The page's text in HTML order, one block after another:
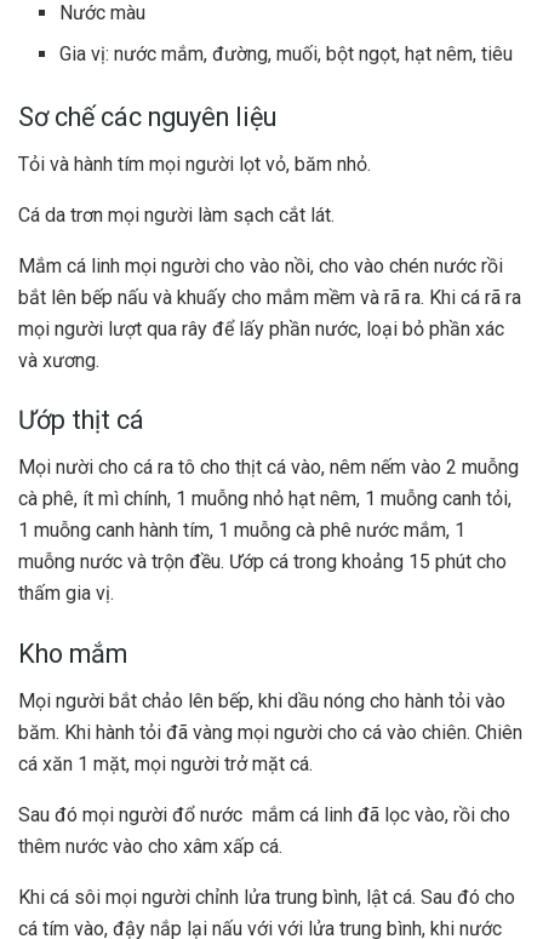
Nước màu
Gia vị: nước mắm, đường, muối, bột ngọt, hạt nêm, tiêu
Sơ chế các nguyên liệu
Tỏi và hành tím mọi người lọt vỏ, băm nhỏ.
Cá da trơn mọi người làm sạch cắt lát.
Mắm cá linh mọi người cho vào nồi, cho vào chén nước rồi
bắt lên bếp nấu và khuấy cho mắm mềm và rã ra. Khi cá rã ra
mọi người lượt qua rây để lấy phần nước, loại bỏ phần xác
và xương.
Ướp thịt cá
Mọi nười cho cá ra tô cho thịt cá vào, nêm nếm vào 2 muỗng
cà phê, ít mì chính, 1 muỗng nhỏ hạt nêm, 1 muỗng canh tỏi,
1 muỗng canh hành tím, 1 muỗng cà phê nước mắm, 1
muỗng nước và trộn đều. Ướp cá trong khoảng 15 phút cho
thấm gia vị.
Kho mắm
Mọi người bắt chảo lên bếp, khi dầu nóng cho hành tỏi vào
băm. Khi hành tỏi đã vàng mọi người cho cá vào chiên. Chiên
cá xăn 1 mặt, mọi người trở mặt cá.
Sau đó mọi người đổ nước mắm cá linh đã lọc vào, rồi cho
thêm nước vào cho xâm xấp cá.
Khi cá sôi mọi người chỉnh lửa trung bình, lật cá. Sau đó cho
cá tím vào, đậy nắp lại nấu với với lửa trung bình, khi nước